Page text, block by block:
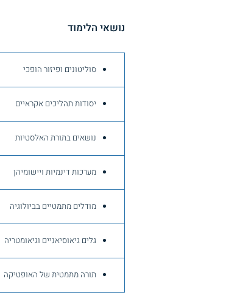
נושאי הלימוד
סוליטונים ופיזור הופכי
יסודות תהליכים אקראיים
נושאים בתורת האלסטיות
מערכות דינמיות ויישומיהן
מודלים מתמטיים בביולוגיה
גלים גיאוסיאניים וגיאומטריה
תורה מתמטית של האופטיקה